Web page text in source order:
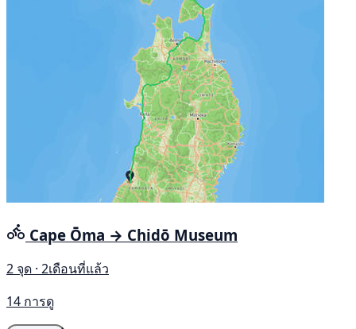
Cape Ōma → Chidō Museum
2 จุด · 2เดือนที่แล้ว
14 การดู